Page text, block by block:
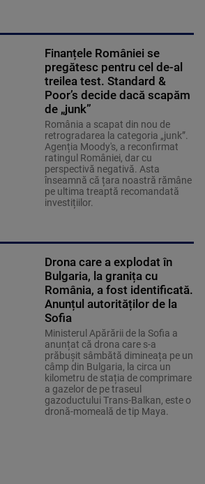
Finanțele României se
pregătesc pentru cel de-al
treilea test. Standard &
Poor’s decide dacă scapăm
de „junk”
România a scapat din nou de
retrogradarea la categoria „junk”.
Agenția Moody's, a reconfirmat
ratingul României, dar cu
perspectivă negativă. Asta
înseamnă că țara noastră rămâne
pe ultima treaptă recomandată
investițiilor.
Drona care a explodat în
Bulgaria, la granița cu
România, a fost identificată.
Anunțul autorităților de la
Sofia
Ministerul Apărării de la Sofia a
anunțat că drona care s-a
prăbușit sâmbătă dimineața pe un
câmp din Bulgaria, la circa un
kilometru de stația de comprimare
a gazelor de pe traseul
gazoductului Trans-Balkan, este o
dronă-momeală de tip Maya.